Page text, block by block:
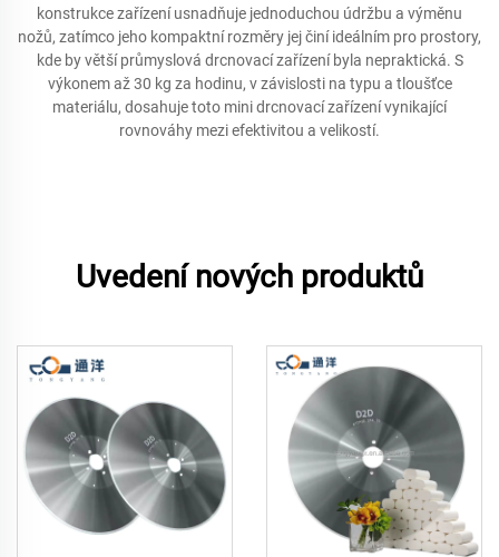
konstrukce zařízení usnadňuje jednoduchou údržbu a výměnu
nožů, zatímco jeho kompaktní rozměry jej činí ideálním pro prostory,
kde by větší průmyslová drcnovací zařízení byla nepraktická. S
výkonem až 30 kg za hodinu, v závislosti na typu a tloušťce
materiálu, dosahuje toto mini drcnovací zařízení vynikající
rovnováhy mezi efektivitou a velikostí.
Uvedení nových produktů